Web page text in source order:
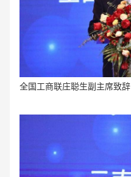
全国工商联庄聪生副主席致辞